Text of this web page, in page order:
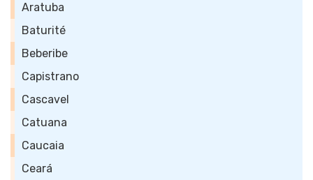
Aratuba
Baturité
Beberibe
Capistrano
Cascavel
Catuana
Caucaia
Ceará